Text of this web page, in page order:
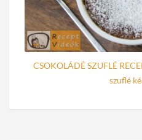
CSOKOLÁDÉ SZUFLÉ
szuflé